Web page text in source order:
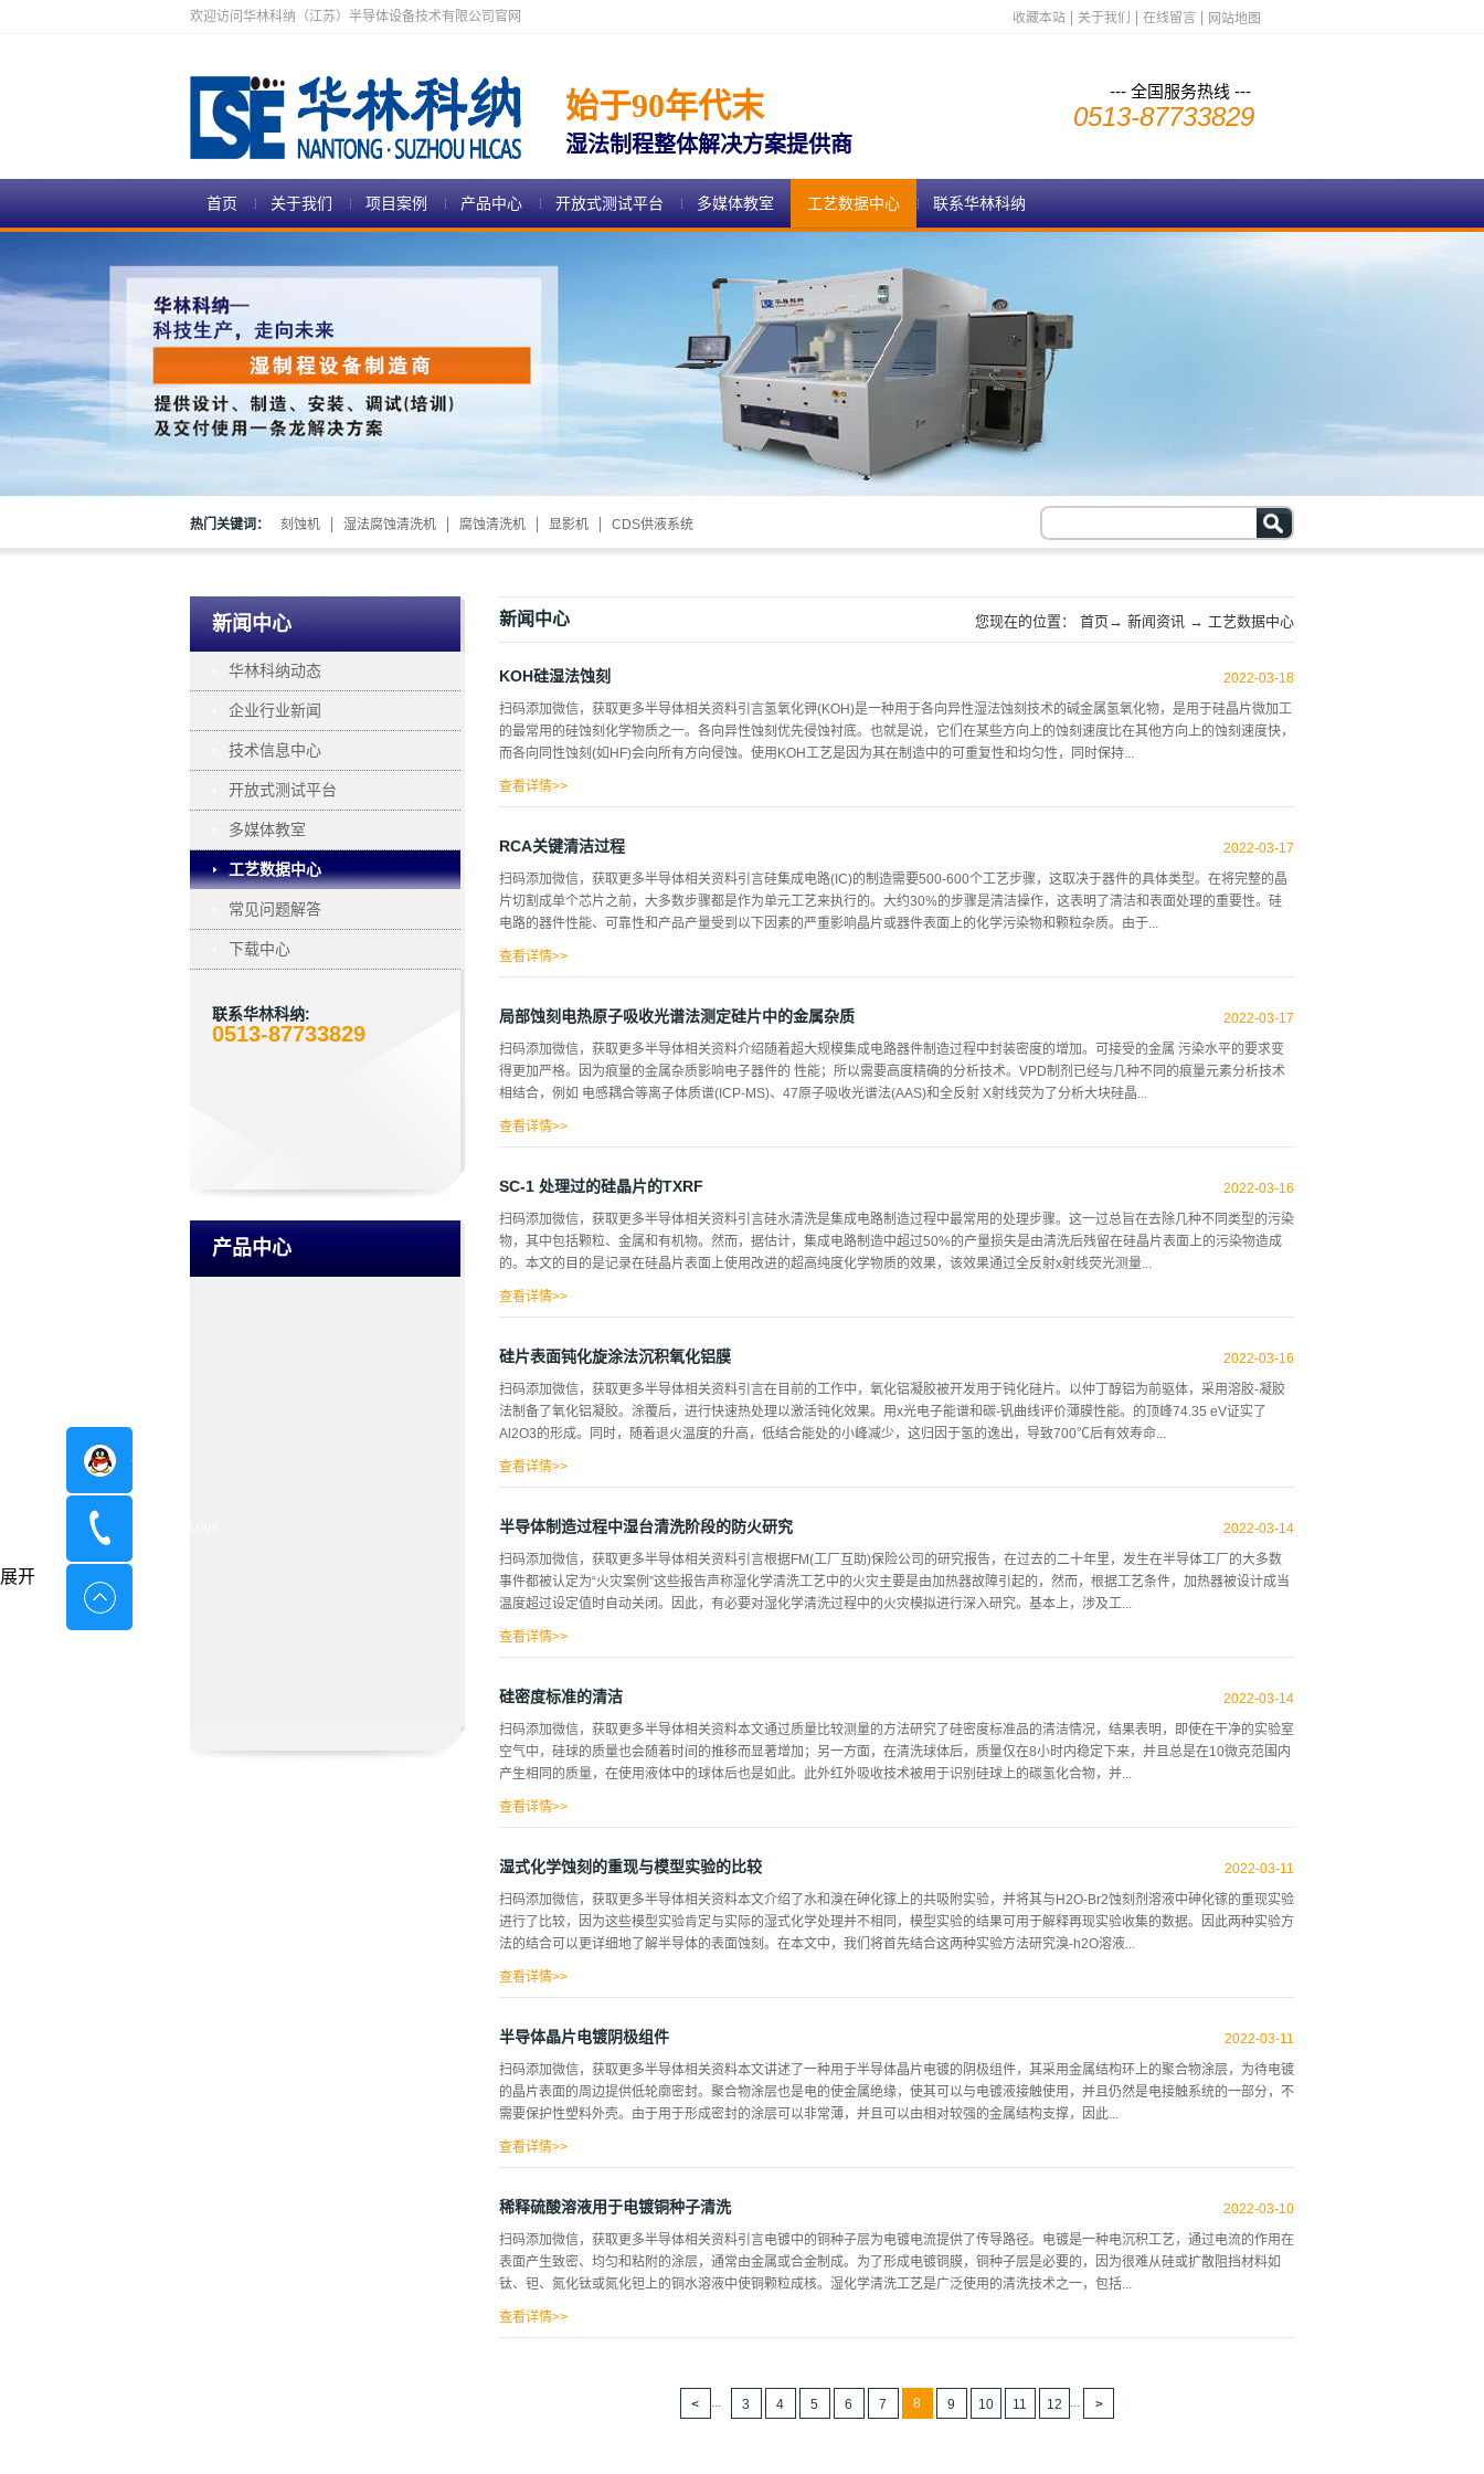
欢迎访问华林科纳（江苏）半导体设备技术有限公司官网 收藏本站 关于我们 在线留言 网站地图
始于90年代末
湿法制程整体解决方案提供商
--- 全国服务热线 ---
0513-87733829
首页 关于我们 项目案例 产品中心 开放式测试平台 多媒体教室 工艺数据中心 联系华林科纳
热门关键词： 刻蚀机 湿法腐蚀清洗机 腐蚀清洗机 显影机 CDS供液系统
新闻中心
华林科纳动态
企业行业新闻
技术信息中心
开放式测试平台
多媒体教室
工艺数据中心
常见问题解答
下载中心
联系华林科纳:
0513-87733829
产品中心
新闻中心 您现在的位置： 首页→ 新闻资讯 → 工艺数据中心
KOH硅湿法蚀刻
扫码添加微信，获取更多半导体相关资料引言氢氧化钾(KOH)是一种用于各向异性湿法蚀刻技术的碱金属氢氧化物，是用于硅晶片微加工
的最常用的硅蚀刻化学物质之一。各向异性蚀刻优先侵蚀衬底。也就是说，它们在某些方向上的蚀刻速度比在其他方向上的蚀刻速度快，
而各向同性蚀刻(如HF)会向所有方向侵蚀。使用KOH工艺是因为其在制造中的可重复性和均匀性，同时保持...
中都蚀刻缓慢。氧化物可以在KOH蚀刻浴中用作短时间的蚀刻掩模。对于更长的时间，氮化物是更好的掩模，因为它在KOH中蚀刻得更
18wt%时，蚀刻速率随着KOH浓度的增加而增加。当KOH浓度增加超过18wt%时，蚀刻速率降低。蚀刻过程中发生的化学反应就是这种
变化的结果。这将在后面更深入地讨论。然而，通常不使用最大蚀刻速率的浓度，因为表面光滑度随着浓度的增加而提高(明显高于
30%)。其中浓度以摩尔/升为单位，k0 = 413米/分钟*(摩尔/升)-4.25，EA = 0.595电子伏。KOH的密度和分子量分别为2.055克/立方厘米
和56.11克/摩尔，水的密度和分子量分别为1.00克/立方厘米和1...
2022-03-18
查看详情>>
RCA关键清洁过程
扫码添加微信，获取更多半导体相关资料引言硅集成电路(IC)的制造需要500-600个工艺步骤，这取决于器件的具体类型。在将完整的晶
片切割成单个芯片之前，大多数步骤都是作为单元工艺来执行的。大约30%的步骤是清洁操作，这表明了清洁和表面处理的重要性。硅
电路的器件性能、可靠性和产品产量受到以下因素的严重影响晶片或器件表面上的化学污染物和颗粒杂质。由于...
后清洗硅晶片的有效技术是至关重要的。因此，在硅片中制备超净已经成为制造先进集成电路的关键技术之一。人们可能会问必须除去的
染物薄膜和颗粒可分为分子化合物、离子材料和原子种类。分子化合物主要是来自润滑剂、油脂、光刻胶、溶剂残留物的浓缩有机蒸汽的
颗粒或薄膜，来自去离子水、指纹或塑料储存容器的有机化合物以及无机化合物。离子材料包含主要来自无机化学物质的阳离子和阴离
子，这些化学物质可以是物理吸附的或化学键合的(化学吸附的)，例如钠、氟和氯的离子。原子或元素物质包括金属，例如铜和重金属，
它们可以从含氢氟酸(HF)的溶液中电化学电镀在半导体表面上，或者它们可以由硅颗粒、灰尘、纤维或来自设备的金属碎片组成。颗粒可
能来源...
2022-03-17
查看详情>>
局部蚀刻电热原子吸收光谱法测定硅片中的金属杂质
扫码添加微信，获取更多半导体相关资料介绍随着超大规模集成电路器件制造过程中封装密度的增加。可接受的金属 污染水平的要求变
得更加严格。因为痕量的金属杂质影响电子器件的 性能；所以需要高度精确的分析技术。VPD制剂已经与几种不同的痕量元素分析技术
相结合，例如 电感耦合等离子体质谱(ICP-MS)、47原子吸收光谱法(AAS)和全反射 X射线荧为了分析大块硅晶...
通过在热的盘子。通过分析仪器測量去除基质后残留的金属杂质。这些方法的 结果，例如VPD制备、蚀刻或整体分解，显示为整个晶片
放在特定位置的孔 中进行分析。将100微升蚀刻溶液滴到被采样管包围的晶片 表面上° —根真空管连接在采样管的孔中。通过真空泵排出
反应气体，并通过在晶片下点亮红外线灯来干燥蚀刻溶液。在干燥蚀刻溶液后，移除盖板和真空管。 结果和讨论局部蚀刻条件的优化蚀
刻溶液被固定为HF和HN。的混合物:在半导体工业中，它已经被用作硅的蚀 刻溶液很昧时间孑。蚀刻溶液的体枳被限制在10暗升注以避
免蚀刻反应过程 中化学物质的任何泄漏，以及当使用大体积时去除溶液...
2022-03-17
查看详情>>
SC-1 处理过的硅晶片的TXRF
扫码添加微信，获取更多半导体相关资料引言硅水清洗是集成电路制造过程中最常用的处理步骤。这一过总旨在去除几种不同类型的污染
物，其中包括颗粒、金属和有机物。然而，据估计，集成电路制造中超过50%的产量损失是由清洗后残留在硅晶片表面上的污染物造成
的。本文的目的是记录在硅晶片表面上使用改进的超高纯度化学物质的效果，该效果通过全反射x射线荧光测量...
质的使用大大减少了清洗后存在于棉卷表面的表面污染物的量。 介绍自20世纪50年代以来，硅片清洗一直是半导体器件制造中不可或缺
低估充分清洁的重要性，因为已知残留在衬底表面上的污染物会降低器件性能、可靠性和产量。据估计，集成电路制造中超过50%的产
量损失是由微分层造成的晶片清洗将继续是器件制造中的重要工艺步骤，尤其是当器件几何尺寸接近亚半微米尺寸时。残留在半导体表面
上的污染物会在随后的加工过程中造成各种不利影响，这取决于杂质的性质。颗粒会造成各种加工操作的阻塞或掩蔽，例如在蚀刻或光刻
过程中。薄膜生长或沉积过程中出现的颗粒会导致针孔和微孔，如果颗粒足够大且具有导电性，则会导致导线之间发生射击。在器件加工
的几...
2022-03-16
查看详情>>
硅片表面钝化旋涂法沉积氧化铝膜
扫码添加微信，获取更多半导体相关资料引言在目前的工作中，氧化铝凝胶被开发用于钝化硅片。以仲丁醇铝为前驱体，采用溶胶-凝胶
法制备了氧化铝凝胶。涂覆后，进行快速热处理以激活钝化效果。用x光电子能谱和碳-钒曲线评价薄膜性能。的顶峰74.35 eV证实了
Al2O3的形成。同时，随着退火温度的升高，低结合能处的小峰减少，这归因于氢的逸出，导致700℃后有效寿命...
高有效少数载流子寿命。本工作将有助于为Al2O3钝化提供更具成本效益的技术。 介绍为了抑制晶片表面的复合，已经出现了许多钝化
工业钝化发射极和后电池的背面钝化.Al2O3薄膜目前主要通过原子层沉积(ALD)和等离子体增强化学沉积(PECVD)来沉积。然而，对ALD
来说，设备调查是非常重要的系统或PEVD系统。因此，开发一种低投入的Al2O3制备和沉积技术是很有前途的。一些研究者已经将溶胶-
凝胶合成技术应用于制备Al2O3薄膜。文献中一般描述了两种制备溶胶-凝胶的方法，即聚合溶胶-凝胶法和胶体法溶胶-凝胶路线。前者是
利用有机溶剂中金属-有机前体的化学性...
2022-03-16
查看详情>>
半导体制造过程中湿台清洗阶段的防火研究
扫码添加微信，获取更多半导体相关资料引言根据FM(工厂互助)保险公司的研究报告，在过去的二十年里，发生在半导体工厂的大多数
事件都被认定为“火灾案例”这些报告声称湿化学清洗工艺中的火灾主要是由加热器故障引起的，然而，根据工艺条件，加热器被设计成当
温度超过设定值时自动关闭。因此，有必要对湿化学清洗过程中的火灾模拟进行深入研究。基本上，涉及工...
过程中湿化学清洗过程中的火灾原因。本研究的目的不仅是确定此类过程中的火灾原因，还研究常用化学品(过氧化氢、浓硫酸、浓盐酸
数据提供一种更安全的方法，以避免危险混合物造成的潜在危险，这可能导致半导体工厂的巨大财产损失。 介绍由于自20世纪80年代以
来，台湾半导体产业在经济重要性方面的出色表现，以及火灾危险或意外化学物质释放数量的增加，不仅台湾需要相关研究，全世界也需
要相关研究。该研究集中于半导体制造行业湿法化学清洗过程中火灾事故的主要原因，以便充分制定积极措施 化学品和不兼容性。鉴于
该行业的竞争市场，任何异常停工或意外事件都是不可接受的。比如1984年博帕尔事故发生时，联合碳化物公司是世界第七大化工...
2022-03-14
查看详情>>
硅密度标准的清洁
扫码添加微信，获取更多半导体相关资料本文通过质量比较测量的方法研究了硅密度标准品的清洁情况，结果表明，即使在干净的实验室
空气中，硅球的质量也会随着时间的推移而显著增加；另一方面，在清洗球体后，质量仅在8小时内稳定下来，并且总是在10微克范围内
产生相同的质量，在使用液体中的球体后也是如此。此外红外吸收技术被用于识别硅球上的碳氢化合物，并...
率为1微克，电动称重范围为10克，平衡被安置在一个双壁不锈钢钟中，用恒温水冷却到20°C，钟的底板也可以用同样的水来冷却，闭
中，样品的（表观）重量将与不仅在液体中而且在空气中的密度标准的重量进行比较，因此密度标准也被用于样品的质量测定，而不是不
锈钢的质量标准，用这种方法，样品和标准品的密度可以与0.05ppm或更小的不确定度进行比较，长时间监测硅密度标准的质量是困难
的，因为质量与通常的不锈钢质量标准的比较有很大的不确定性。此外，所有的质量标准也可能发生质量漂移，因此，我们采用以下程序
来研究硅密度标准的清洁度。 图 2为了确定大气对球体表面的污染，首先要彻底清洗球体，然后长期暴...
2022-03-14
查看详情>>
湿式化学蚀刻的重现与模型实验的比较
扫码添加微信，获取更多半导体相关资料本文介绍了水和溴在砷化镓上的共吸附实验，并将其与H2O-Br2蚀刻剂溶液中砷化镓的重现实验
进行了比较，因为这些模型实验肯定与实际的湿式化学处理并不相同，模型实验的结果可用于解释再现实验收集的数据。因此两种实验方
法的结合可以更详细地了解半导体的表面蚀刻。在本文中，我们将首先结合这两种实验方法研究溴-h2O溶液...
连接到一个集成的超高真空(UHV)系统上，该装置的示意图如图所示1，XPS测量使用了PHI5700多技术系统，该系统附加到一个分配
核水平如图所示2，在120eV的电子束激发和在室温下解吸后，得到了最上面的光谱，测量数据以点表示，底部的光谱是从一个新切割
的，干净的表面获得的如图所示，两个三维核心水平的发射可以分为两个分量，分别分配给来自体原子和来自表面原子的发射。对于所有
的BE差异，以各物种排放的最大值作为参考点。 图 2随着溴沉积量的增加，AsBr3和GaBr3组分的排放量越来越强，它们的强度随着溴
吸附在表面的数量的增加而增加，这表明与砷化镓底物的反应在...
2022-03-11
查看详情>>
半导体晶片电镀阴极组件
扫码添加微信，获取更多半导体相关资料本文讲述了一种用于半导体晶片电镀的阴极组件，其采用金属结构环上的聚合物涂层，为待电镀
的晶片表面的周边提供低轮廓密封。聚合物涂层也是电的使金属绝缘，使其可以与电镀液接触使用，并且仍然是电接触系统的一部分，不
需要保护性塑料外壳。由于用于形成密封的涂层可以非常薄，并且可以由相对较强的金属结构支撑，因此...
而可以显著降低组件的整体尺寸。这种紧凑的阴极组件在晶片表面上，使镀电池和振动系统的修改，提供更均匀的铜沉积晶片表面。图1
物涂层至少设置在密封的区域内，优选在操作期间接触镀溶液的其他区域。如图1所示密封优选包括同心圆形聚合物涂层金属脊，通过集
中施加的力以增加局部密封预设和提供冗余来提高密封对晶片的有效性。对于某些应用，特别是那些涉及低静水压力的应用，这种脊可能
不需要在聚合物涂层和晶片之间提供足够的密封。请注意，一个完美的密封是不需要的，因为Damascene过程特别只需要几分钟，并且
可以容忍少量的溶液侵入电接触区域。这里使用术语“密封”来表示溶液流动的足够障碍，以使给定的晶片电镀工艺得以实现。 图 1在...
2022-03-11
查看详情>>
稀释硫酸溶液用于电镀铜种子清洗
扫码添加微信，获取更多半导体相关资料引言电镀中的铜种子层为电镀电流提供了传导路径。电镀是一种电沉积工艺，通过电流的作用在
表面产生致密、均匀和粘附的涂层，通常由金属或合金制成。为了形成电镀铜膜，铜种子层是必要的，因为很难从硅或扩散阻挡材料如
钛、钽、氮化钛或氮化钽上的铜水溶液中使铜颗粒成核。湿化学清洗工艺是广泛使用的清洗技术之一，包括...
的天然氧化铜，我们采用了碱洗和硫酸酸洗的方法。在用TS-40A溶液预处理浸渍H2SO4的情况下，首先，通过将晶片浸泡在溶液中60 s
来进行用于去除膜表面有机物的碱性清洗，然后在搅拌下将晶片浸渍在去离子(DI)水中20 s。锌酸清洗过程中，将经TS-40A碱性溶液预处
2022-03-10
查看详情>>
... 3 4 5 6 7 8 9 10 11 12 ...
在线咨询
展开